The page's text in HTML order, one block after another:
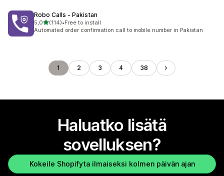
Robo Calls ‑ Pakistan
5,0/ 5 tähteä
(114)
114 arvostelua yhteensä
•Free to install
Automated order confirmation call to mobile number in Pakistan
1 2 3 4 38
Haluatko lisätä
sovelluksen?
Kokeile Shopifyta ilmaiseksi kolmen päivän ajan